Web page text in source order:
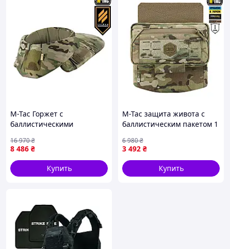
M-Tac Горжет с
баллистическими
(FMS) Elite Gen.II Multicam
8 486 ₴
16 970₴
Купить
M-Tac защита живота с
баллистическим пакетом 1
Multicam
3 492 ₴
6 980₴
Купить